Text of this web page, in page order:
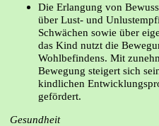
Die Erlangung von
über Lust- und
Schwächen sowie über
das Kind nutzt die
Wohlbefindens. Mit
Bewegung steigert sich
kindlichen
gefördert.
Gesundheit